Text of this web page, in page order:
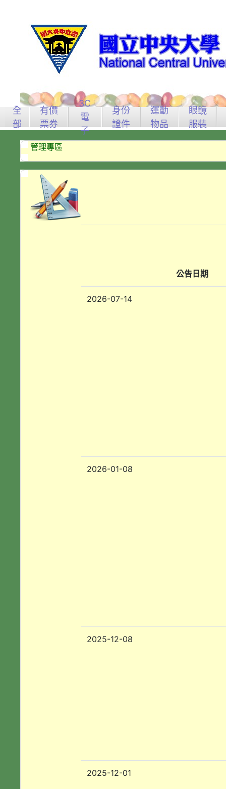
全
部
有價
票券
3C
電
子
身份
證件
運動
物品
眼鏡
服裝
管理專區
公告日期
2026-07-14
2026-01-08
2025-12-08
2025-12-01